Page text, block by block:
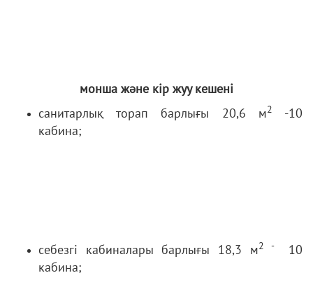
монша және кір жуу кешені
санитарлық торап барлығы 20,6 м2
-10
кабина;
себезгі кабиналары барлығы 18,3 м2 - 10
кабина;